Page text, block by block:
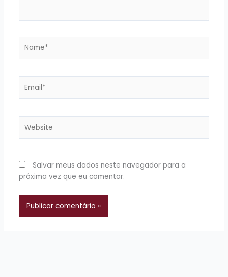
Salvar meus dados neste navegador para a
próxima vez que eu comentar.